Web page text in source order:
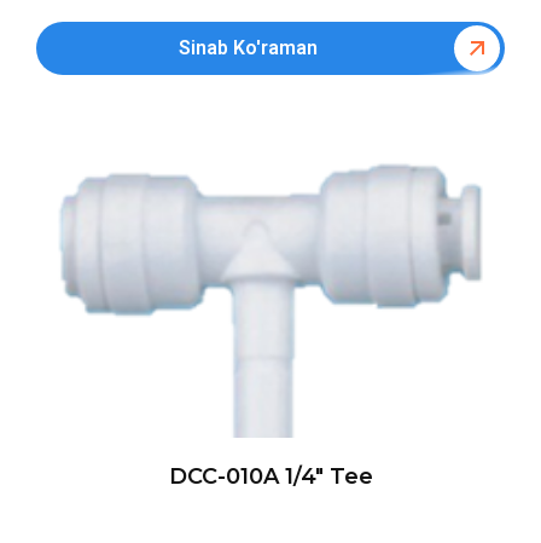
Sinab Ko'raman
DCC-010A 1/4″ Tee